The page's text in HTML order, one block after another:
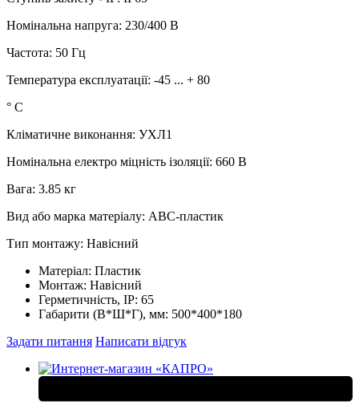
Номінальна напруга: 230/400 В
Частота: 50 Гц
Температура експлуатації: -45 ... + 80
° C
Кліматичне виконання: УХЛ1
Номінальна електро міцність ізоляції: 660 В
Вага: 3.85 кг
Вид або марка матеріалу: АВС-пластик
Тип монтажу: Навісний
Матеріал: Пластик
Монтаж: Навісний
Герметичність, IP: 65
Габарити (В*Ш*Г), мм: 500*400*180
Задати питання Написати відгук